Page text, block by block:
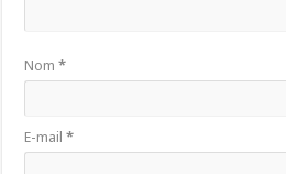
Nom*
E-mail*